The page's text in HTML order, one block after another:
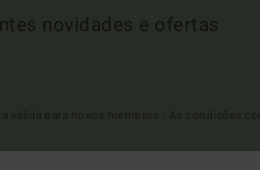
novidades e ofertas